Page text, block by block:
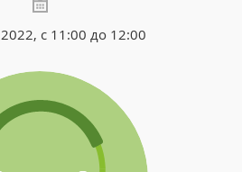
с 11:00 до 12:00